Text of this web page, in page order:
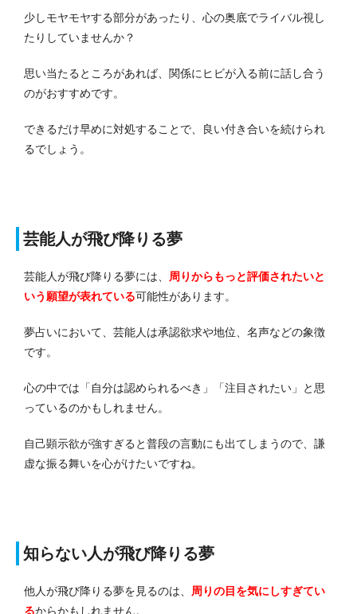
少しモヤモヤする部分があったり、心の奥底でライバル視し
たりしていませんか？
思い当たるところがあれば、関係にヒビが入る前に話し合う
のがおすすめです。
できるだけ早めに対処することで、良い付き合いを続けられ
るでしょう。
芸能人が飛び降りる夢
芸能人が飛び降りる夢には、 周りからもっと評価されたいと
いう願望が表れている可能性があります。
夢占いにおいて、芸能人は承認欲求や地位、名声などの象徴
です。
心の中では「自分は認められるべき」「注目されたい」と思
っているのかもしれません。
自己顕示欲が強すぎると普段の言動にも出てしまうので、謙
虚な振る舞いを心がけたいですね。
知らない人が飛び降りる夢
他人が飛び降りる夢を見るのは、 周りの目を気にしすぎてい
るからかもしれません。